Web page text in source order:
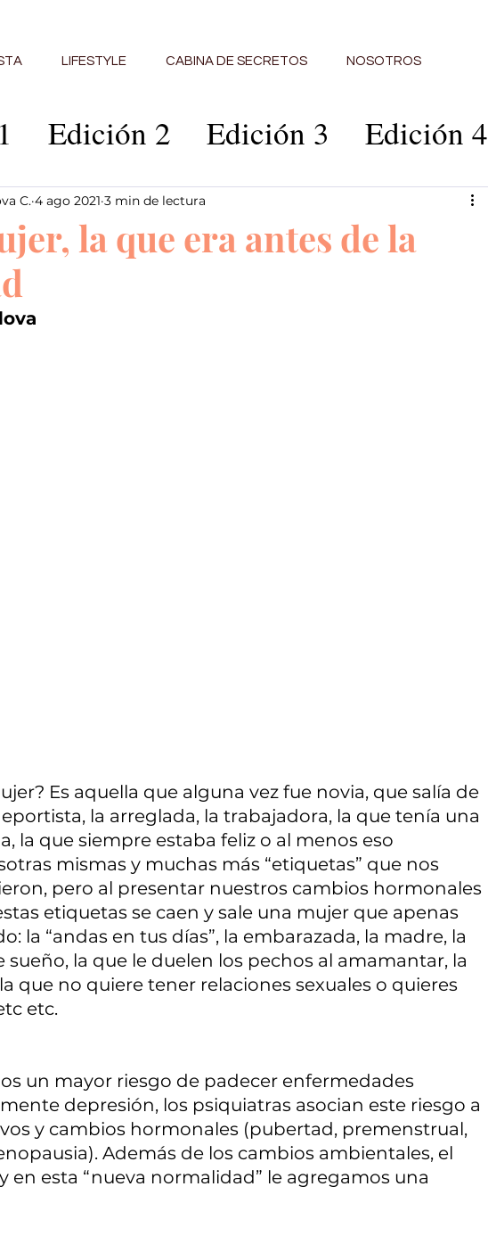
LIFESTYLE CABINA DE SECRETOS NOSOTROS
Edición 2 Edición 3
Edición 4
6 Edición 7
10
la que era antes de la
C. 4 ago 2021 3 min de lectura
Es aquella que alguna vez fue novia, que salía de
la arreglada, la trabajadora, la que tenía una
la que siempre estaba feliz o al menos eso
mismas y muchas más “etiquetas” que nos
pero al presentar nuestros cambios hormonales
etiquetas se caen y sale una mujer que apenas
la “andas en tus días”, la embarazada, la madre, la
sueño, la que le duelen los pechos al amamantar, la
que no quiere tener relaciones sexuales o quieres
etc.
un mayor riesgo de padecer enfermedades
depresión, los psiquiatras asocian este riesgo a
y cambios hormonales (pubertad, premenstrual,
Además de los cambios ambientales, el
en esta “nueva normalidad” le agregamos una